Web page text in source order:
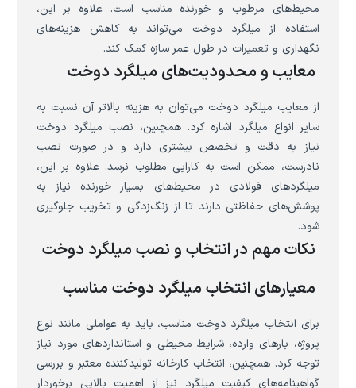
محیط‌های مرطوب و خورنده مناسب است. علاوه بر این،
استفاده از میلگرد دوخت می‌تواند به کاهش هزینه‌های
نگهداری و تعمیرات در طول عمر سازه کمک کند.
معایب و محدودیت‌های میلگرد دوخت
از معایب میلگرد دوخت می‌توان به هزینه بالاتر آن نسبت به
سایر انواع میلگرد اشاره کرد. همچنین، نصب میلگرد دوخت
نیاز به دقت و تخصص بیشتری دارد و در صورت نصب
نادرست، ممکن است به کارایی مطلوب نرسد. علاوه بر این،
میلگردهای فولادی در محیط‌های بسیار خورنده نیاز به
پوشش‌های حفاظتی دارند تا از زنگ‌زدگی و تخریب جلوگیری
شود.
نکات مهم در انتخاب و نصب میلگرد دوخت
معیارهای انتخاب میلگرد دوخت مناسب
برای انتخاب میلگرد دوخت مناسب، باید به عواملی مانند نوع
پروژه، بارهای وارده، شرایط محیطی و استانداردهای مورد نیاز
توجه کرد. همچنین، انتخاب کارخانه تولیدکننده معتبر و بررسی
گواهینامه‌های کیفیت میلگرد نیز از اهمیت بالایی برخوردار